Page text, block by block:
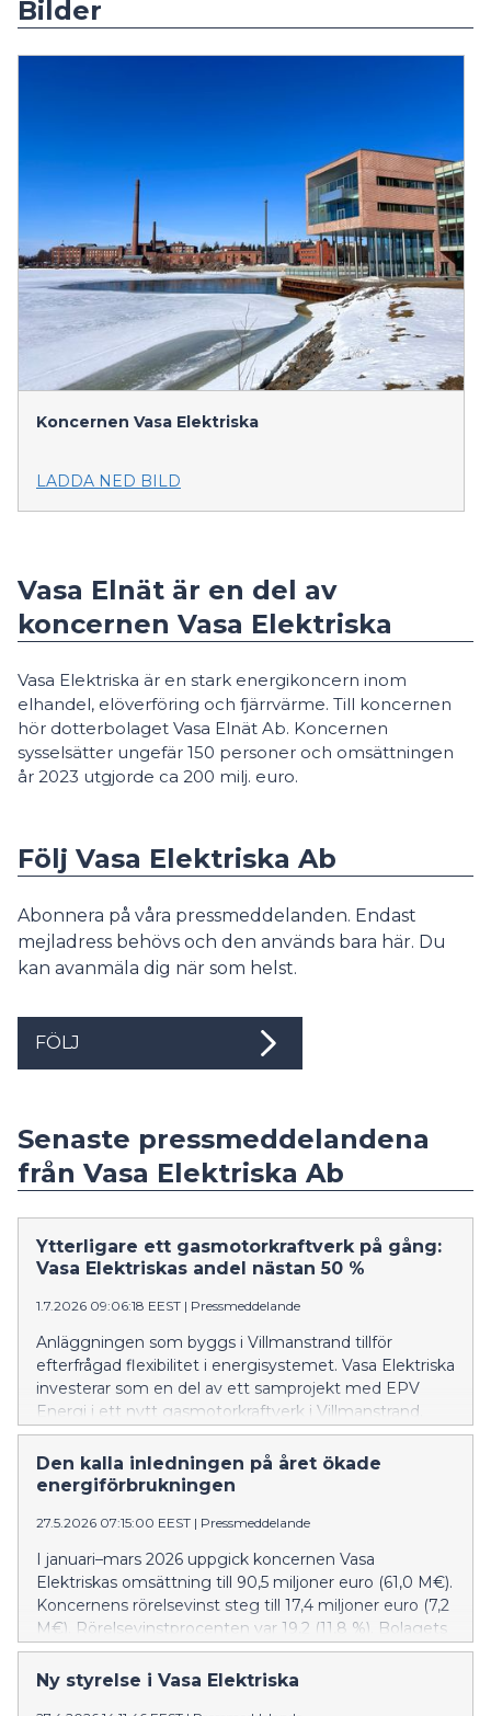
Bilder
Koncernen Vasa Elektriska
LADDA NED BILD
Vasa Elnät är en del av
koncernen Vasa Elektriska
Vasa Elektriska är en stark energikoncern inom
elhandel, elöverföring och fjärrvärme. Till koncernen
hör dotterbolaget Vasa Elnät Ab. Koncernen
sysselsätter ungefär 150 personer och omsättningen
år 2023 utgjorde ca 200 milj. euro.
Följ Vasa Elektriska Ab
Abonnera på våra pressmeddelanden. Endast
mejladress behövs och den används bara här. Du
kan avanmäla dig när som helst.
FÖLJ
Senaste pressmeddelandena
från Vasa Elektriska Ab
Ytterligare ett gasmotorkraftverk på gång:
Vasa Elektriskas andel nästan 50 %
1.7.2026 09:06:18 EEST | Pressmeddelande
Anläggningen som byggs i Villmanstrand tillför
efterfrågad flexibilitet i energisystemet. Vasa Elektriska
investerar som en del av ett samprojekt med EPV
Energi i ett nytt gasmotorkraftverk i Villmanstrand.
Med hjälp av anläggningen kan elproduktionen snabbt
ökas vid olika störningar och under svårförutsägbara
väderförhållanden.
Den kalla inledningen på året ökade
energiförbrukningen
27.5.2026 07:15:00 EEST | Pressmeddelande
I januari–mars 2026 uppgick koncernen Vasa
Elektriskas omsättning till 90,5 miljoner euro (61,0 M€).
Koncernens rörelsevinst steg till 17,4 miljoner euro (7,2
M€). Rörelsevinstprocenten var 19,2 (11,8 %). Bolagets
soliditetsgrad steg till 57,6 procent (54,0 %).
Bruttoinvesteringarna steg en aning från året innan
Ny styrelse i Vasa Elektriska